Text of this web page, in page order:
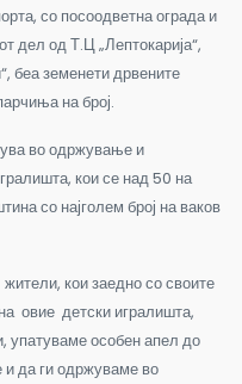
со посоодветна ограда и
дел од Т.Ц „Лептокарија“,
беа земенети дрвените
на број.
во одржување и
кои се над 50 на
со најголем број на ваков
кои заедно со своите
овие детски игралишта,
упатуваме особен апел до
и да ги одржуваме во